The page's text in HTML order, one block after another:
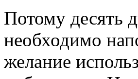
Потому десять
необходимо
желание